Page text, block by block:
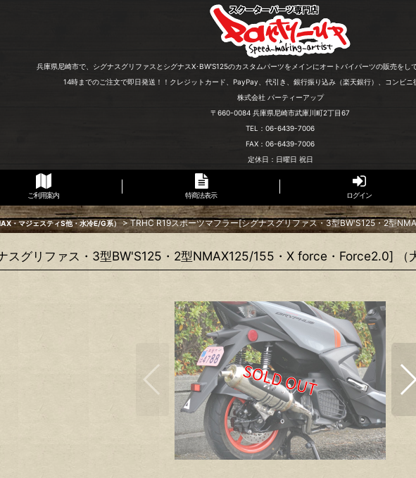
兵庫県尼崎市で、シグナスグリファスとシグナスX･BW'S125のカスタムパーツをメインにオートバイパーツの販売をし
14時までのご注文で即日発送！！クレジットカード、PayPay、代引き、銀行振り込み（楽天銀行）、コンビニ
株式会社 パーティーアップ
〒660-0084 兵庫県尼崎市武庫川町2丁目67
TEL：06-6439-7006
FAX：06-6439-7006
定休日：日曜日 祝日
ご利用案内 特商法表示 ログイン
・マジェスティS他・水冷E/G系） > TRHC R19スポーツマフラー[シグナスグリファス・3型BW'S125・2型
スグリファス・3型BW'S125・2型NMAX125/155・X force・Force2.0] （